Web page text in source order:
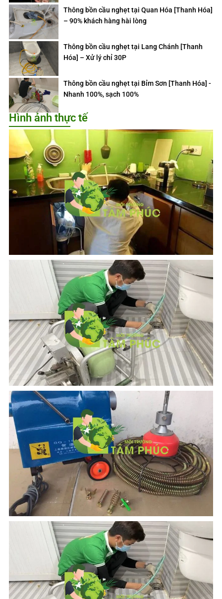
Thông bồn cầu nghẹt tại Quan Hóa [Thanh Hóa]
– 90% khách hàng hài lòng
Thông bồn cầu nghẹt tại Lang Chánh [Thanh
Hóa] – Xử lý chỉ 30P
Thông bồn cầu nghẹt tại Bỉm Sơn [Thanh Hóa] -
Nhanh 100%, sạch 100%
Hình ảnh thực tế